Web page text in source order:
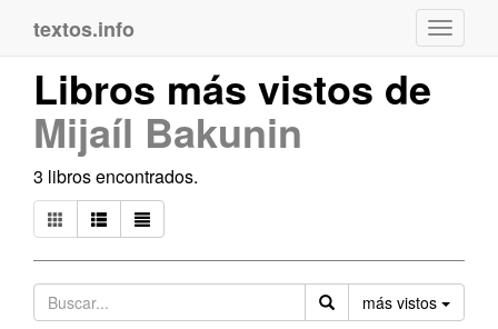
textos.info
Libros más vistos de
Mijaíl Bakunin
3 libros encontrados.
más vistos